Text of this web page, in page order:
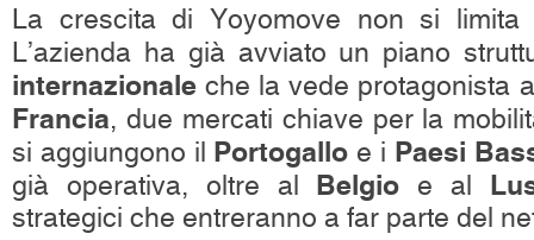
La crescita di Yoyomove non si limita
L’azienda ha già avviato un piano
internazionale che la vede protagonista
Francia, due mercati chiave per la
si aggiungono il Portogallo e i Paesi
già operativa, oltre al Belgio e al
strategici che entreranno a far parte del